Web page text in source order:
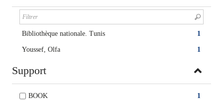
1
Bibliothèque nationale. Tunis
1
Youssef, Olfa
Support
1
BOOK